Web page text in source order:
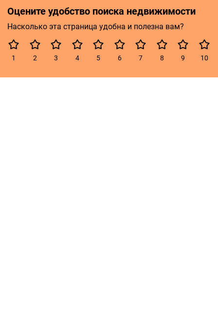
Оцените удобство поиска недвижимости
Насколько эта страница удобна и полезна вам?